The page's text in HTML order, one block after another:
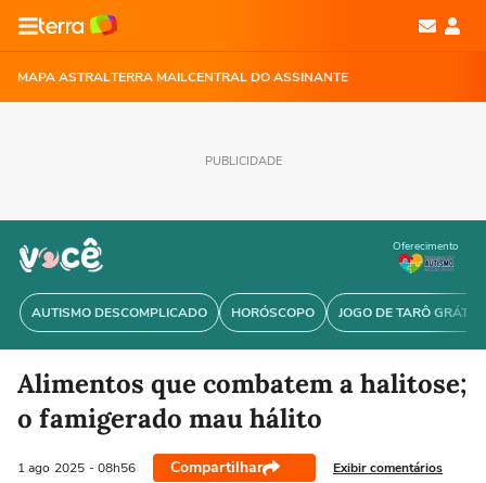
MAPA ASTRALTERRA MAILCENTRAL DO ASSINANTE
PUBLICIDADE
AUTISMO DESCOMPLICADO HORÓSCOPO JOGO DE TARÔ GRÁTIS
Oferecimento
Alimentos que combatem a halitose;
o famigerado mau hálito
1 ago 2025 - 08h56 Compartilhar Exibir comentários